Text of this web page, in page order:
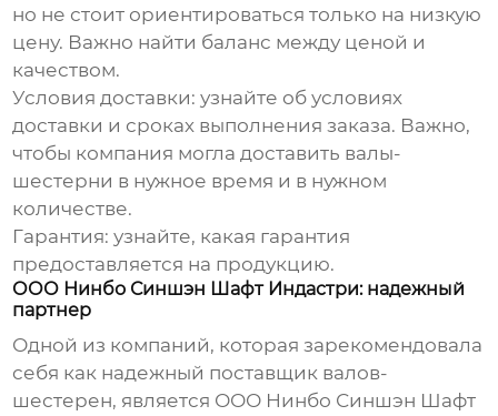
но не стоит ориентироваться только на низкую
цену. Важно найти баланс между ценой и
качеством.
Условия доставки: узнайте об условиях
доставки и сроках выполнения заказа. Важно,
чтобы компания могла доставить валы-
шестерни в нужное время и в нужном
количестве.
Гарантия: узнайте, какая гарантия
предоставляется на продукцию.
ООО Нинбо Синшэн Шафт Индастри: надежный
партнер
Одной из компаний, которая зарекомендовала
себя как надежный поставщик валов-
шестерен, является ООО Нинбо Синшэн Шафт